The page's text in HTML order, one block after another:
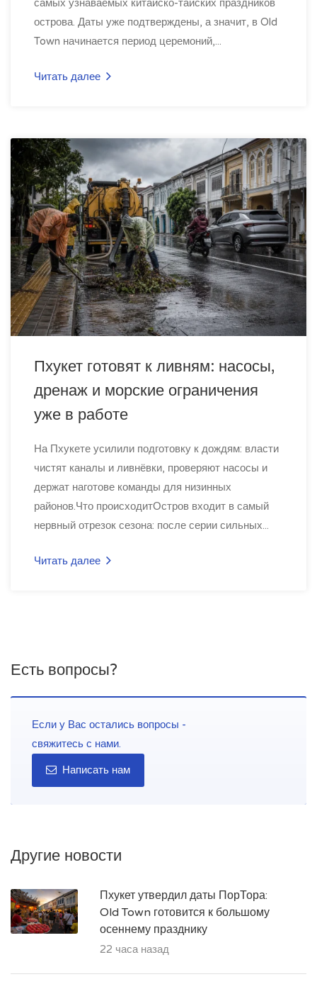
острова. Даты уже подтверждены, а значит, в Old
Town начинается период церемоний,...
Читать далее
Пхукет готовят к ливням: насосы,
дренаж и морские ограничения
уже в работе
На Пхукете усилили подготовку к дождям: власти
чистят каналы и ливнёвки, проверяют насосы и
держат наготове команды для низинных
районов.Что происходитОстров входит в самый
нервный отрезок сезона: после серии сильных...
Читать далее
Есть вопросы?
Если у Вас остались вопросы -
свяжитесь с нами.
Написать нам
Другие новости
Пхукет утвердил даты ПорТора:
Old Town готовится к большому
осеннему празднику
22 часа назад